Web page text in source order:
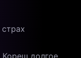
Кореш долгое